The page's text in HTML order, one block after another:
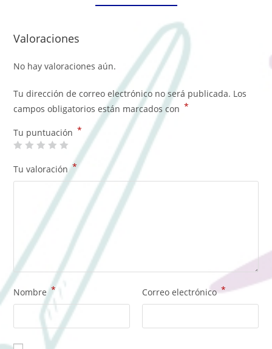
Valoraciones
No hay valoraciones aún.
Tu dirección de correo electrónico no será publicada. Los
campos obligatorios están marcados con *
Tu puntuación *
Tu valoración*
Nombre* Correo electrónico*